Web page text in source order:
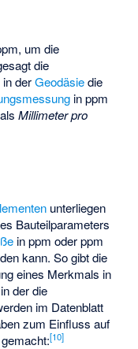
um die
die
in derGeodäsiedie
in ppm
alsMillimeter pro
unterliegen
Bauteilparameters
in ppm oder ppm
kann. So gibt die
eines Merkmals in
der die
im Datenblatt
zum Einfluss auf
[10]